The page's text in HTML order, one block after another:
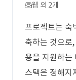
웹 외 2개
프로젝트는 숙
축하는 것으로
용을 지원하는
스택은 정해지